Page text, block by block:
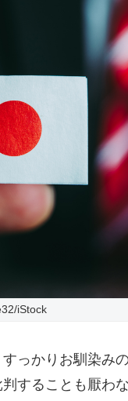
iStock
っかりお馴染み
することも厭わ